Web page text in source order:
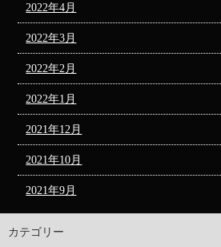
2022年4月
2022年3月
2022年2月
2022年1月
2021年12月
2021年10月
2021年9月
カテゴリー